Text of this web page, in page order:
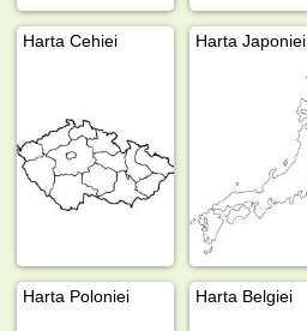
Harta Cehiei Harta Japoniei
Harta Poloniei Harta Belgiei